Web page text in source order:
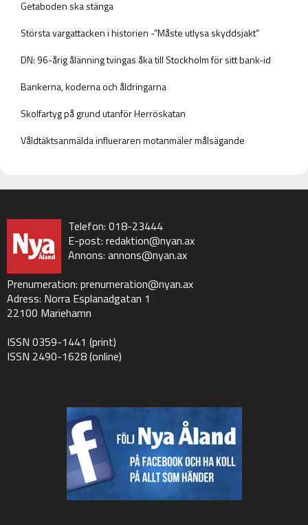
Getaboden ska stänga
Största vargattacken i historien -”Måste utlysa skyddsjakt”
DN: 96-årig ålänning tvingas åka till Stockholm för sitt bank-id
Bankerna, koderna och åldringarna
Skolfartyg på grund utanför Herröskatan
Våldtäktsanmälda influeraren motanmäler målsägande
Telefon: 018-23444
E-post: redaktion@nyan.ax
Annons: annons@nyan.ax
Prenumeration: prenumeration@nyan.ax
Adress: Norra Esplanadgatan 1
22100 Mariehamn
ISSN 0359-1441 (print)
ISSN 2490-1628 (online)